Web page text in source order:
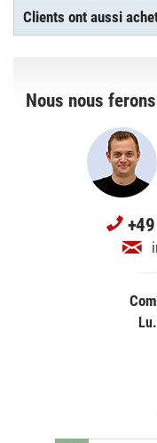
Clients ont aussi
Nous nous